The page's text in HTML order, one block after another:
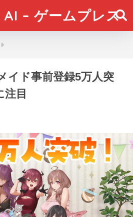
– ゲームプレス
イド事前登録5万人突
目